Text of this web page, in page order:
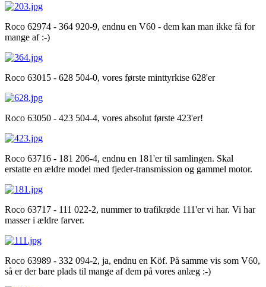
Roco 62974 - 364 920-9, endnu en V60 - dem kan man ikke få for
mange af :-)
Roco 63015 - 628 504-0, vores første minttyrkise 628'er
Roco 63050 - 423 504-4, vores absolut første 423'er!
Roco 63716 - 181 206-4, endnu en 181'er til samlingen. Skal
erstatte en ældre model med fjeder-transmission og gammel motor.
Roco 63717 - 111 022-2, nummer to trafikrøde 111'er vi har. Vi har
masser i ældre farver.
Roco 63989 - 332 094-2, ja, endnu en Köf. På samme vis som V60,
så er der bare plads til mange af dem på vores anlæg :-)